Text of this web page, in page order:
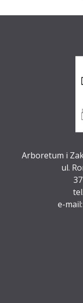
Arboretum i
ul.
e-